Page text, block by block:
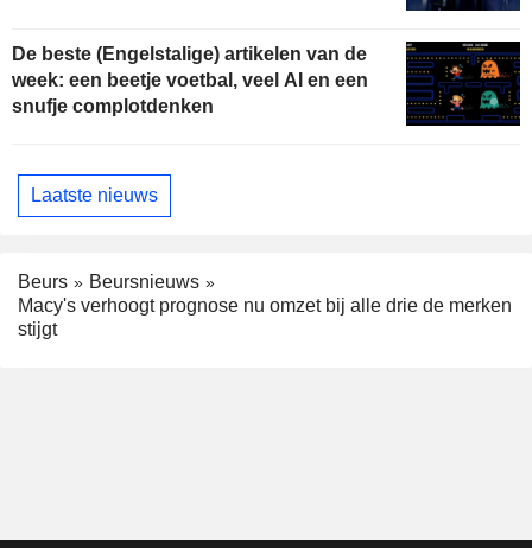
De beste (Engelstalige) artikelen van de
week: een beetje voetbal, veel AI en een
snufje complotdenken
Laatste nieuws
Beurs
Beursnieuws
Macy's verhoogt prognose nu omzet bij alle drie de merken
stijgt